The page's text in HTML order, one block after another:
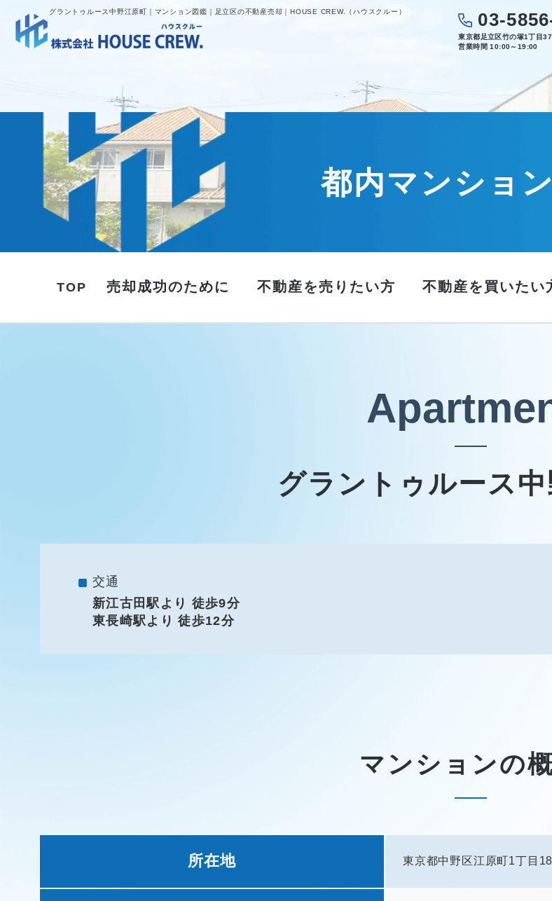
グラントゥルース中野江原町｜マンション図鑑｜足立区の不動産売却｜HOUSE CREW.（ハウスクルー） 03-
東京都足立区竹の塚1丁目
営業時間 10:00～19:00
都内マンショ
TOP 売却成功のために 不動産を売りたい方 不動産を買いたい
グラントゥルース
交通
新江古田駅より 徒歩9分
東長崎駅より 徒歩12分
マンションの
所在地 東京都中野区江原町1丁目